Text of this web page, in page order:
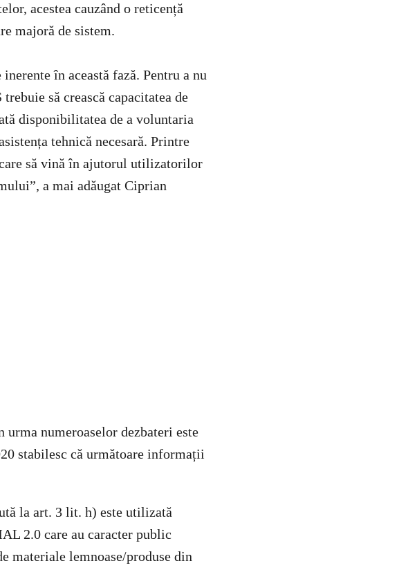
acestea cauzând o reticență
majoră de sistem.
în această fază. Pentru a nu
să crească capacitatea de
disponibilitatea de a voluntaria
tehnică necesară. Printre
să vină în ajutorul utilizatorilor
a mai adăugat Ciprian
numeroaselor dezbateri este
stabilesc că următoare informații
la art. 3 lit. h) este utilizată
2.0 care au caracter public
materiale lemnoase/produse din